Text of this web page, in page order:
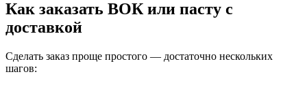
Как заказать ВОК или пасту с
доставкой
Сделать заказ проще простого — достаточно нескольких
шагов: